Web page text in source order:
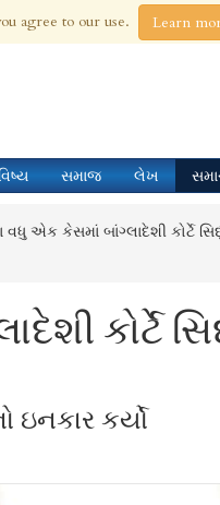
સમાજ લેખ
વધુ એક કેસમાં બાંગ્લાદેશી કોર્ટે
કોર્ટે
ઇનકાર કર્યો
agree to our use. Learn